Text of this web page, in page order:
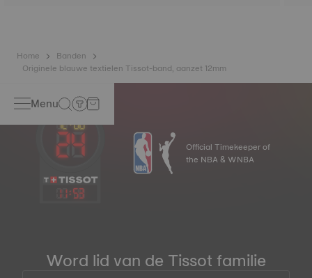
Home
Banden
Originele blauwe textielen Tissot-band, aanzet 12mm
Menu
11:53
Official Timekeeper of
the NBA & WNBA
Word lid van de Tissot familie